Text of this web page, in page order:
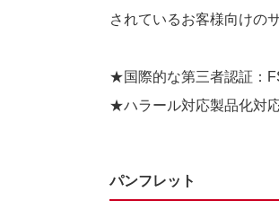
されているお客様向けの
★国際的な第三者認証：
★ハラール対応製品化対
パンフレット